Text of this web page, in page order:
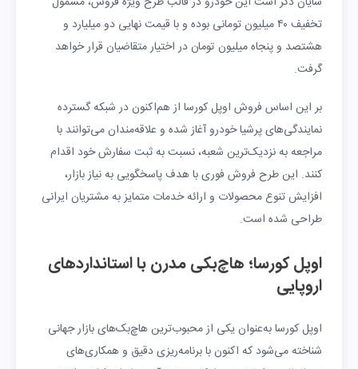
تخفیف ۴۰ میلیون تومانی بوده و با قیمت نهایی دو میلیارد و
هشتصد و پنجاه میلیون تومان در اختیار متقاضیان قرار خواهد
گرفت.
بر این اساس فروش اوپل کورسا از هم‌اکنون در شبکه گسترده
نمایندگی‌های پرشیا خودرو آغاز شده و علاقه‌مندان می‌توانند با
مراجعه به نزدیک‌ترین شعبه، نسبت به ثبت سفارش خود اقدام
کنند. این طرح فروش فوری با هدف پاسخگویی به نیاز بازار،
افزایش تنوع محصولات و ارائه خدمات متمایز به مشتریان ایرانی
طراحی شده است.
اوپل کورسا؛ هاچ‌بکی مدرن با استانداردهای
اروپایی
اوپل کورسا به‌عنوان یکی از محبوب‌ترین هاچ‌بک‌های بازار جهانی
شناخته می‌شود که اکنون با برنامه‌ریزی دقیق و همکاری‌های